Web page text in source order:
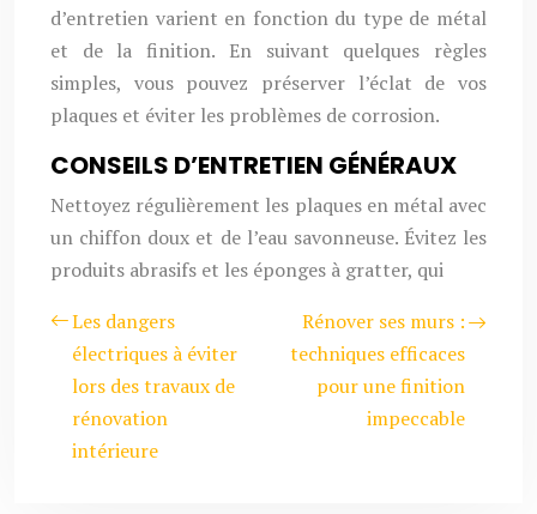
d’entretien varient en fonction du type de métal
et de la finition. En suivant quelques règles
simples, vous pouvez préserver l’éclat de vos
plaques et éviter les problèmes de corrosion.
CONSEILS D’ENTRETIEN GÉNÉRAUX
Nettoyez régulièrement les plaques en métal avec
un chiffon doux et de l’eau savonneuse. Évitez les
produits abrasifs et les éponges à gratter, qui
Les dangers
électriques à éviter
lors des travaux de
rénovation
intérieure
Rénover ses murs :
techniques efficaces
pour une finition
impeccable